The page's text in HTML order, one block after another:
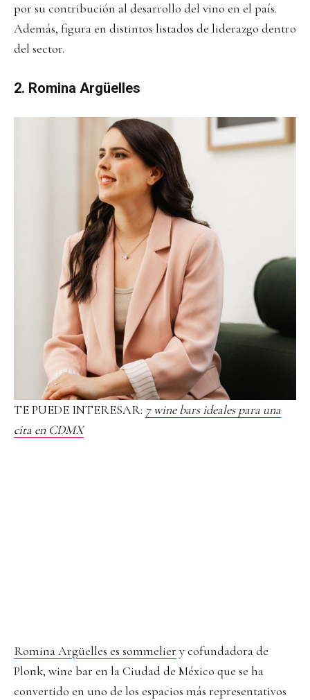
por su contribución al desarrollo del vino en el país.
Además, figura en distintos listados de liderazgo dentro
del sector.
2. Romina Argüelles
TE PUEDE INTERESAR: 7 wine bars ideales para una
cita en CDMX
Romina Argüelles es sommelier y cofundadora de
Plonk, wine bar en la Ciudad de México que se ha
convertido en uno de los espacios más representativos